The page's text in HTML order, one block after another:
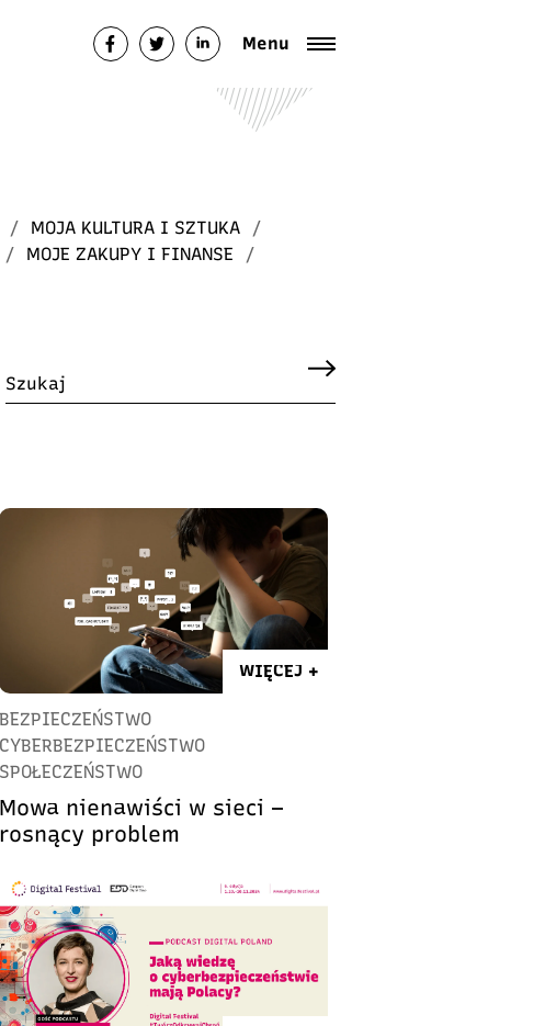
Menu
/ MOJA KULTURA I SZTUKA
/
/ MOJE ZAKUPY I FINANSE
/
WIĘCEJ +
BEZPIECZEŃSTWO
CYBERBEZPIECZEŃSTWO
SPOŁECZEŃSTWO
Mowa nienawiści w sieci –
rosnący problem